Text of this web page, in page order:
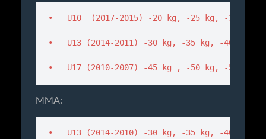
•   U10  (2017-2015) -20 kg, -25 kg, -30 kg,
•   U13 (2014-2011) -30 kg, -35 kg, -40 kg, -
•   U17 (2010-2007) -45 kg , -50 kg, -55 kg,
MMA:
•   U13 (2014-2010) -30 kg, -35 kg, -40 kg, -